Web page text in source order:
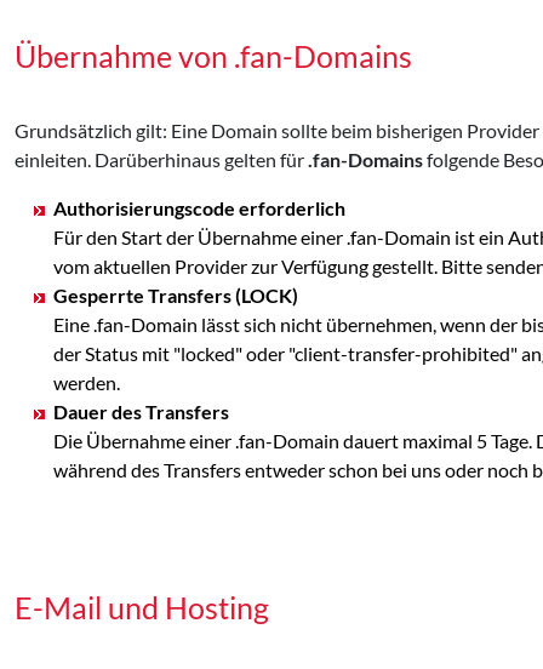
Übernahme von .fan-Domains
Grundsätzlich gilt: Eine Domain sollte beim bisherigen
einleiten. Darüberhinaus gelten für .fan-Domainsfolgende
Authorisierungscode erforderlich
Für den Start der Übernahme einer .fan-Domain ist ein
vom aktuellen Provider zur Verfügung gestellt. Bitte
Gesperrte Transfers (LOCK)
Eine .fan-Domain lässt sich nicht übernehmen, wenn der
der Status mit "locked" oder "client-transfer-prohibited"
werden.
Dauer des Transfers
Die Übernahme einer .fan-Domain dauert maximal 5
während des Transfers entweder schon bei uns oder noch
E-Mail und Hosting